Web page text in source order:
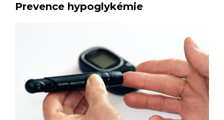
Prevence hypoglykémie